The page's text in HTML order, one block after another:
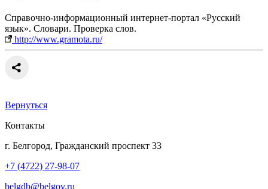
Справочно‐информационный интернет‐портал «Русский
язык». Словари. Проверка слов.
http://www.gramota.ru/
Вернуться
Контакты
г. Белгород, Гражданский проспект 33
+7 (4722) 27-98-07
belgdb@belgov.ru